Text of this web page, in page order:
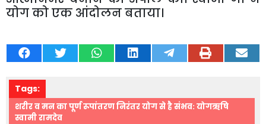
योगकोएक आंदोलनबताया।
Tags:
शरीर व मन का पूर्ण रूपांतरण निरंतर योग से है संभव: योगऋषि
स्वामी रामदेव